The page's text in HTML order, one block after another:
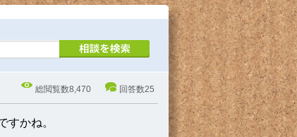
すかね。
総閲覧数8,470 回答数25